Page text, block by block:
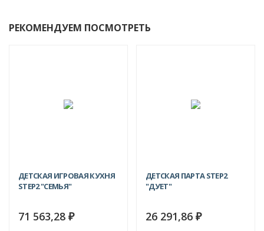
РЕКОМЕНДУЕМ ПОСМОТРЕТЬ
ДЕТСКАЯ ИГРОВАЯ КУХНЯ
STEP2 "СЕМЬЯ"
71 563,28 ₽
ДЕТСКАЯ ПАРТА STEP2
"ДУЕТ"
26 291,86 ₽